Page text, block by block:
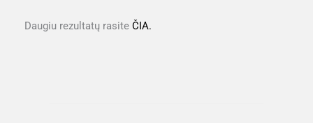
Daugiu rezultatų rasite ČIA.